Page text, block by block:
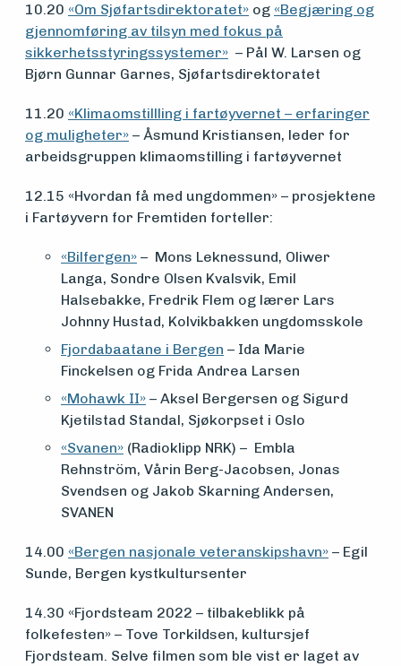
Aktuelt
Arrangementer
10.20 «Om Sjøfartsdirektoratet» og «Begjæring og
gjennomføring av tilsyn med fokus på
sikkerhetsstyringssystemer» – Pål W. Larsen og
Bjørn Gunnar Garnes, Sjøfartsdirektoratet
11.20 «Klimaomstillling i fartøyvernet – erfaringer
og muligheter» – Åsmund Kristiansen, leder for
arbeidsgruppen klimaomstilling i fartøyvernet
12.15 «Hvordan få med ungdommen» – prosjektene
i Fartøyvern for Fremtiden forteller:
«Bilfergen» – Mons Leknessund, Oliwer
Langa, Sondre Olsen Kvalsvik, Emil
Halsebakke, Fredrik Flem og lærer Lars
Johnny Hustad, Kolvikbakken ungdomsskole
Fjordabaatane i Bergen – Ida Marie
Finckelsen og Frida Andrea Larsen
«Mohawk II» – Aksel Bergersen og Sigurd
Kjetilstad Standal, Sjøkorpset i Oslo
«Svanen» (Radioklipp NRK) – Embla
Rehnström, Vårin Berg-Jacobsen, Jonas
Svendsen og Jakob Skarning Andersen,
SVANEN
14.00 «Bergen nasjonale veteranskipshavn» – Egil
Sunde, Bergen kystkultursenter
14.30 «Fjordsteam 2022 – tilbakeblikk på
folkefesten» – Tove Torkildsen, kultursjef
Fjordsteam. Selve filmen som ble vist er laget av